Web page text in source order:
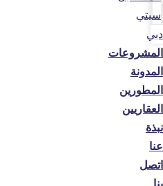
سيتي
دبي
المشروعات
المدونة
المطورين
العقاريين
نبذة
عنا
اتصل